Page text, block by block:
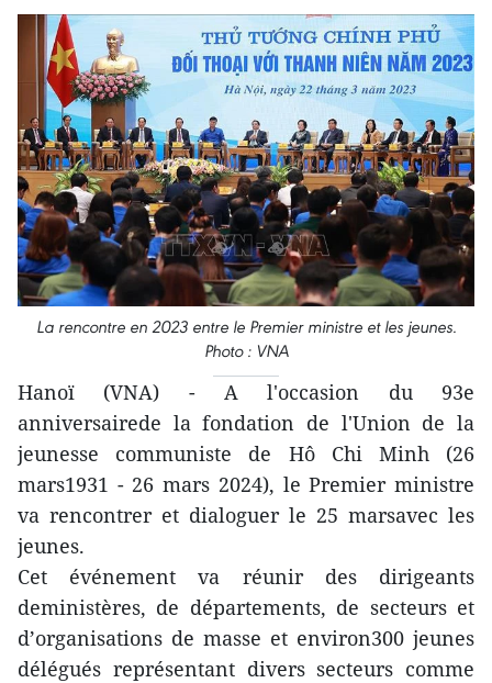
La rencontre en 2023 entre le Premier ministre et les jeunes.
Photo : VNA
Hanoï (VNA) - A l'occasion du 93e
anniversairede la fondation de l'Union de la
jeunesse communiste de Hô Chi Minh (26
mars1931 - 26 mars 2024), le Premier ministre
va rencontrer et dialoguer le 25 marsavec les
jeunes.
Cet événement va réunir des dirigeants
deministères, de départements, de secteurs et
d’organisations de masse et environ300 jeunes
délégués représentant divers secteurs comme